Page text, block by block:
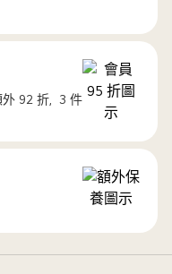
92 折，3 件